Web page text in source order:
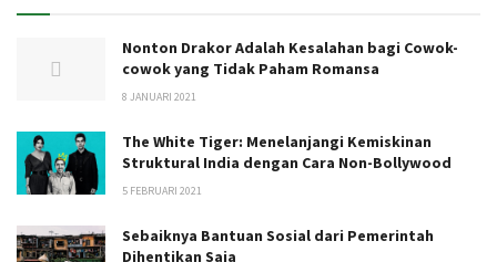
Nonton Drakor Adalah Kesalahan bagi Cowok-
cowok yang Tidak Paham Romansa
8 JANUARI 2021
The White Tiger: Menelanjangi Kemiskinan
Struktural India dengan Cara Non-Bollywood
5 FEBRUARI 2021
Sebaiknya Bantuan Sosial dari Pemerintah
Dihentikan Saja